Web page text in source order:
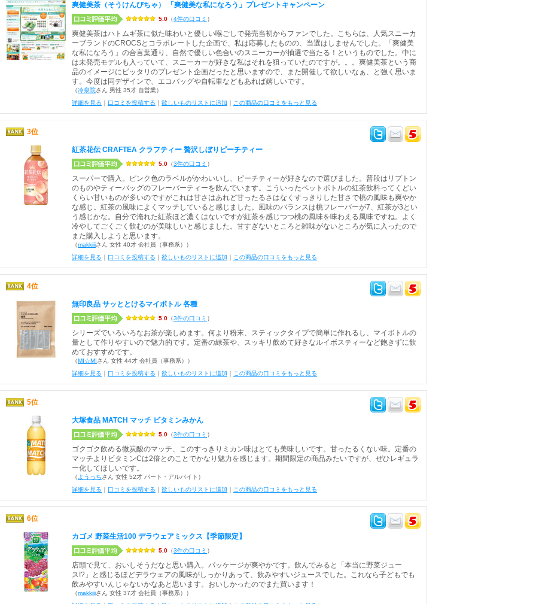
爽健美茶（そうけんびちゃ） 「爽健美な私になろう」プレゼントキャンペーン
5.0 （4件の口コミ ）
爽健美茶はハトムギ茶に似た味わいと優しい喉ごしで発売当初からファンでした。こちらは、人気スニーカ
ーブランドのCROCSとコラボレートした企画で、私は応募したものの、当選はしませんでした。「爽健美
な私になろう」の合言葉通り、自然で優しい色合いのスニーカーが抽選で当たる！というものでした。中に
は未発売モデルも入っていて、スニーカーが好きな私はそれを狙っていたのですが。。。爽健美茶という商
品のイメージにピッタリのプレゼント企画だったと思いますので、また開催して欲しいなぁ、と強く思いま
す。今度は同デザインで、エコバッグや自転車などもあれば嬉しいです。
（冷泉院さん 男性 35才 自営業）
詳細を見る ｜ 口コミを投稿する ｜ 欲しいものリストに追加 ｜ この商品の口コミをもっと見る
3位
紅茶花伝 CRAFTEA クラフティー 贅沢しぼりピーチティー
5.0 （3件の口コミ ）
スーパーで購入。ピンク色のラベルがかわいいし、ピーチティーが好きなので選びました。普段はリプトン
のものやティーバッグのフレーバーティーを飲んでいます。こういったペットボトルの紅茶飲料ってくどい
くらい甘いものが多いのですがこれは甘さはあれど甘ったるさはなくすっきりした甘さで桃の風味も爽やか
な感じ。紅茶の風味によくマッチしていると感じました。風味のバランスは桃フレーバーが7、紅茶が3とい
う感じかな。自分で淹れた紅茶ほど濃くはないですが紅茶を感じつつ桃の風味を味わえる風味ですね。よく
冷やしてごくごく飲むのが美味しいと感じました。甘すぎないところと雑味がないところが気に入ったので
また購入しようと思います。
（makkiiiさん 女性 40才 会社員（事務系））
詳細を見る ｜ 口コミを投稿する ｜ 欲しいものリストに追加 ｜ この商品の口コミをもっと見る
4位
無印良品 サッととけるマイボトル 各種
5.0 （3件の口コミ ）
シリーズでいろいろなお茶が楽しめます。何より粉末、スティックタイプで簡単に作れるし、マイボトルの
量として作りやすいので魅力的です。定番の緑茶や、スッキリ飲めて好きなルイボスティーなど飽きずに飲
めておすすめです。
（MI☆MIさん 女性 44才 会社員（事務系））
詳細を見る ｜ 口コミを投稿する ｜ 欲しいものリストに追加 ｜ この商品の口コミをもっと見る
5位
大塚食品 MATCH マッチ ビタミンみかん
5.0 （3件の口コミ ）
ゴクゴク飲める微炭酸のマッチ、このすっきりミカン味はとても美味しいです。甘ったるくない味。定番の
マッチよりビタミンCは2倍とのことでかなり魅力を感じます。期間限定の商品みたいですが、ぜひレギュラ
ー化してほしいです。
（ ようっちさん 女性 52才 パート・アルバイト）
詳細を見る ｜ 口コミを投稿する ｜ 欲しいものリストに追加 ｜ この商品の口コミをもっと見る
6位
カゴメ 野菜生活100 デラウェアミックス【季節限定】
5.0 （3件の口コミ ）
店頭で見て、おいしそうだなと思い購入。パッケージが爽やかです。飲んでみると「本当に野菜ジュー
ス!?」と感じるほどデラウェアの風味がしっかりあって、飲みやすいジュースでした。これなら子どもでも
飲みやすいんじゃないかなあと思います。おいしかったのでまた買います！
（makkiiiさん 女性 37才 会社員（事務系））